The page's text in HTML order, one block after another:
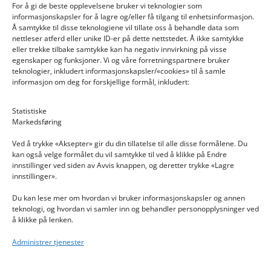
For å gi de beste opplevelsene bruker vi teknologier som
informasjonskapsler for å lagre og/eller få tilgang til enhetsinformasjon.
Å samtykke til disse teknologiene vil tillate oss å behandle data som
nettleser atferd eller unike ID-er på dette nettstedet. Å ikke samtykke
eller trekke tilbake samtykke kan ha negativ innvirkning på visse
egenskaper og funksjoner. Vi og våre forretningspartnere bruker
teknologier, inkludert informasjonskapsler/«cookies» til å samle
informasjon om deg for forskjellige formål, inkludert:
Statistiske
Markedsføring
Ved å trykke «Aksepter» gir du din tillatelse til alle disse formålene. Du
kan også velge formålet du vil samtykke til ved å klikke på Endre
innstillinger ved siden av Avvis knappen, og deretter trykke «Lagre
innstillinger».
Du kan lese mer om hvordan vi bruker informasjonskapsler og annen
teknologi, og hvordan vi samler inn og behandler personopplysninger ved
å klikke på lenken.
Administrer tjenester
INFORMASJON